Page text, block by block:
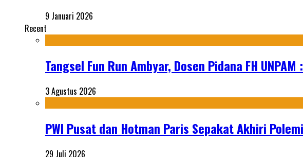
9 Januari 2026
Recent
Tangsel Fun Run Ambyar, Dosen Pidana FH
3 Agustus 2026
PWI Pusat dan Hotman Paris Sepakat Akhiri
29 Juli 2026